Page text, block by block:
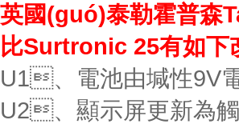
英國(guó)泰勒霍普森
比Surtronic 25有如下
U1、電池由堿性9V
U2、顯示屏更新為觸